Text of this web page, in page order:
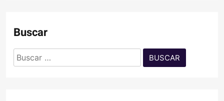
Buscar
Buscar: